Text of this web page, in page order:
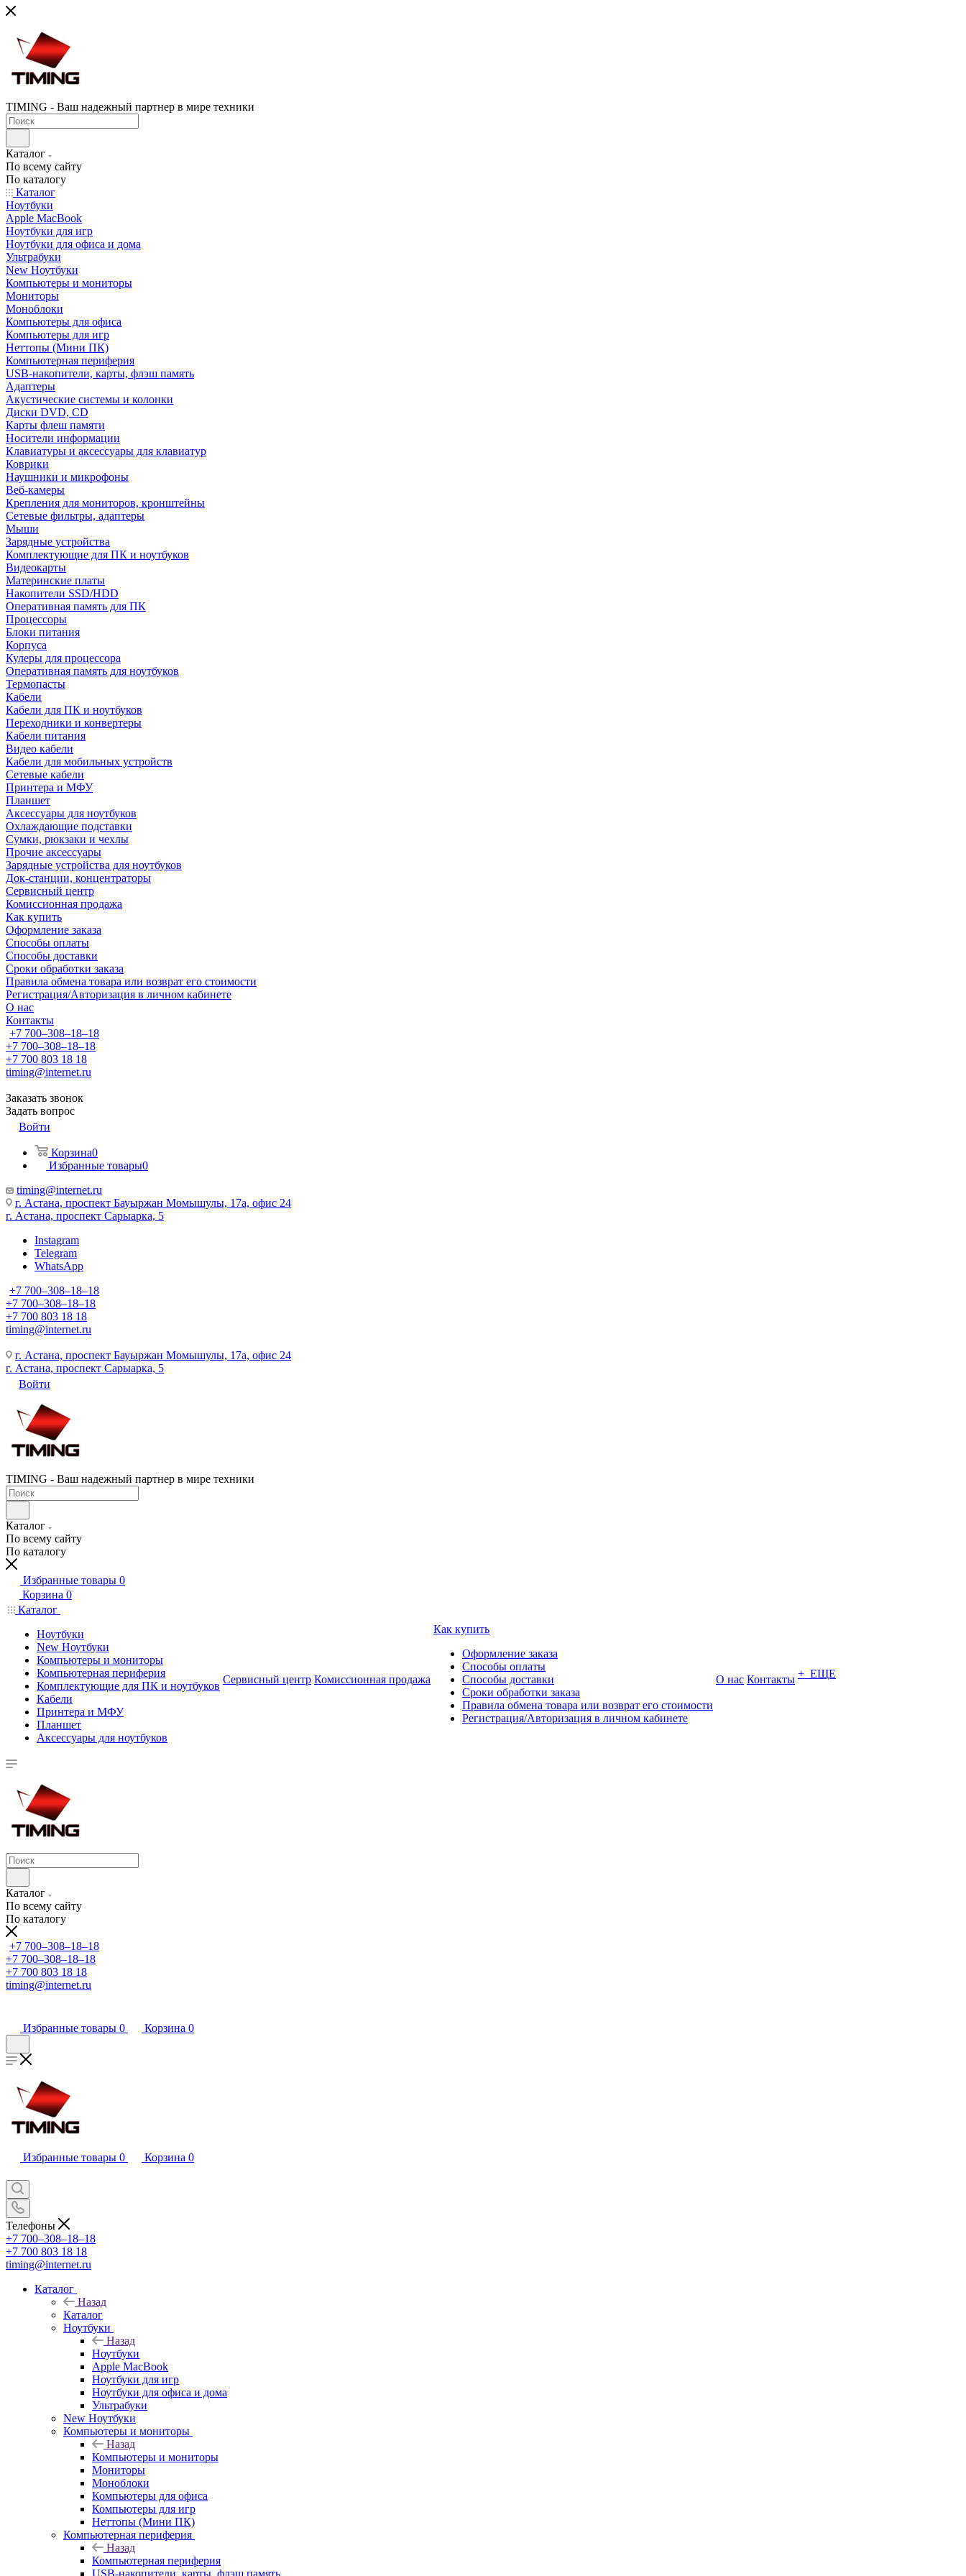
TIMING - Ваш надежный партнер в мире техники
Каталог
По всему сайту
По каталогу
Каталог
Ноутбуки
Apple MacBook
Ноутбуки для игр
Ноутбуки для офиса и дома
Ультрабуки
New Ноутбуки
Компьютеры и мониторы
Мониторы
Моноблоки
Компьютеры для офиса
Компьютеры для игр
Неттопы (Мини ПК)
Компьютерная периферия
USB-накопители, карты, флэш память
Адаптеры
Акустические системы и колонки
Диски DVD, CD
Карты флеш памяти
Носители информации
Клавиатуры и аксессуары для клавиатур
Коврики
Наушники и микрофоны
Веб-камеры
Крепления для мониторов, кронштейны
Сетевые фильтры, адаптеры
Мыши
Зарядные устройства
Комплектующие для ПК и ноутбуков
Видеокарты
Материнские платы
Накопители SSD/HDD
Оперативная память для ПК
Процессоры
Блоки питания
Корпуса
Кулеры для процессора
Оперативная память для ноутбуков
Термопасты
Кабели
Кабели для ПК и ноутбуков
Переходники и конвертеры
Кабели питания
Видео кабели
Кабели для мобильных устройств
Сетевые кабели
Принтера и МФУ
Планшет
Аксессуары для ноутбуков
Охлаждающие подставки
Сумки, рюкзаки и чехлы
Прочие аксессуары
Зарядные устройства для ноутбуков
Док-станции, концентраторы
Сервисный центр
Комиссионная продажа
Как купить
Оформление заказа
Способы оплаты
Способы доставки
Сроки обработки заказа
Правила обмена товара или возврат его стоимости
Регистрация/Авторизация в личном кабинете
О нас
Контакты
+7 700‒308‒18‒18
+7 700‒308‒18‒18
+7 700 803 18 18
timing@internet.ru
Заказать звонок
Задать вопрос
Войти
Корзина0
Избранные товары0
timing@internet.ru
г. Астана, проспект Бауыржан Момышулы, 17а, офис 24
г. Астана, проспект Сарыарка, 5
Instagram
Telegram
WhatsApp
+7 700‒308‒18‒18
+7 700‒308‒18‒18
+7 700 803 18 18
timing@internet.ru
г. Астана, проспект Бауыржан Момышулы, 17а, офис 24
г. Астана, проспект Сарыарка, 5
Войти
TIMING - Ваш надежный партнер в мире техники
Каталог
По всему сайту
По каталогу
Избранные товары 0
Корзина 0
Каталог
Ноутбуки
New Ноутбуки
Компьютеры и мониторы
Компьютерная периферия
Комплектующие для ПК и ноутбуков
Кабели
Принтера и МФУ
Планшет
Аксессуары для ноутбуков
Сервисный центр Комиссионная продажа
Как купить
Оформление заказа
Способы оплаты
Способы доставки
Сроки обработки заказа
Правила обмена товара или возврат его стоимости
Регистрация/Авторизация в личном кабинете
О нас Контакты + ЕЩЕ
Каталог
По всему сайту
По каталогу
+7 700‒308‒18‒18
+7 700‒308‒18‒18
+7 700 803 18 18
timing@internet.ru
Избранные товары 0 Корзина 0
Избранные товары 0 Корзина 0
Телефоны
+7 700‒308‒18‒18
+7 700 803 18 18
timing@internet.ru
Каталог
Назад
Каталог
Ноутбуки
Назад
Ноутбуки
Apple MacBook
Ноутбуки для игр
Ноутбуки для офиса и дома
Ультрабуки
New Ноутбуки
Компьютеры и мониторы
Назад
Компьютеры и мониторы
Мониторы
Моноблоки
Компьютеры для офиса
Компьютеры для игр
Неттопы (Мини ПК)
Компьютерная периферия
Назад
Компьютерная периферия
USB-накопители, карты, флэш память